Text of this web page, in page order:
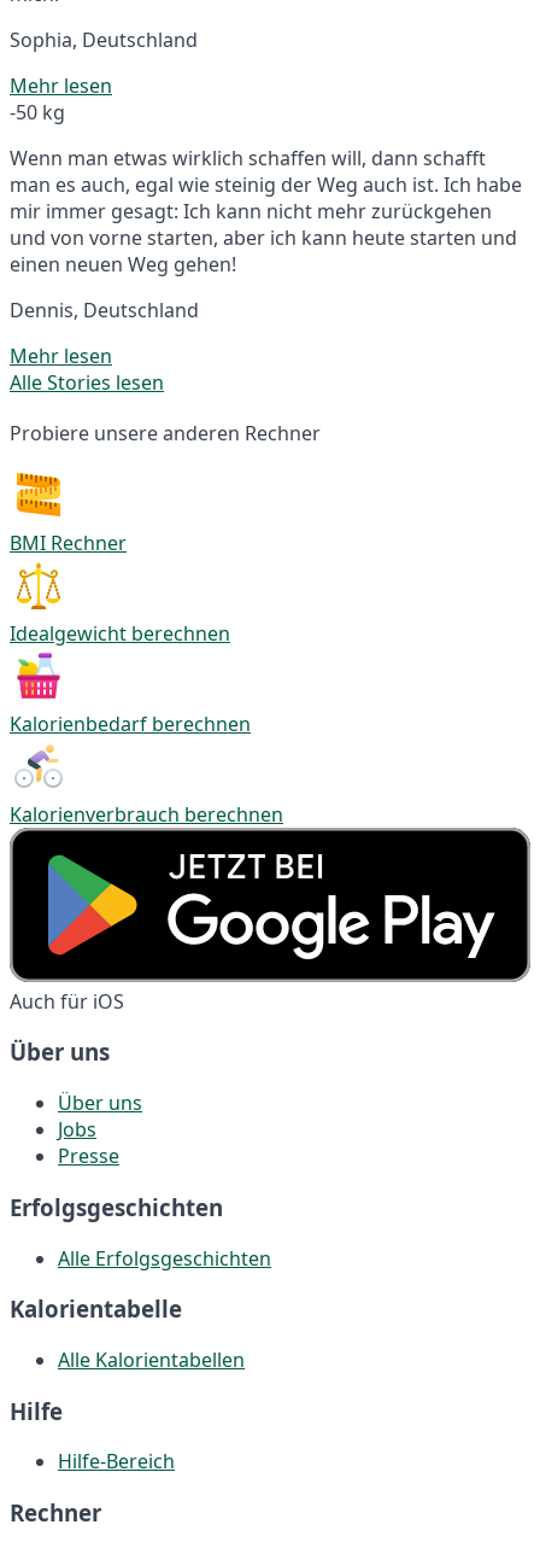
Sophia, Deutschland
Mehr lesen
-50 kg
Wenn man etwas wirklich schaffen will, dann schafft
man es auch, egal wie steinig der Weg auch ist. Ich habe
mir immer gesagt: Ich kann nicht mehr zurückgehen
und von vorne starten, aber ich kann heute starten und
einen neuen Weg gehen!
Dennis, Deutschland
Mehr lesen
Alle Stories lesen
Probiere unsere anderen Rechner
BMI Rechner
Idealgewicht berechnen
Kalorienbedarf berechnen
Kalorienverbrauch berechnen
Auch für iOS
Über uns
Über uns
Jobs
Presse
Erfolgsgeschichten
Alle Erfolgsgeschichten
Kalorientabelle
Alle Kalorientabellen
Hilfe
Hilfe-Bereich
Rechner